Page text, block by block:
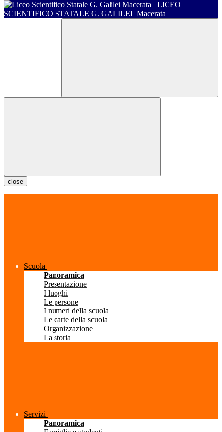
LICEO
SCIENTIFICO STATALE G. GALILEI Macerata
close
Scuola
Panoramica
Presentazione
I luoghi
Le persone
I numeri della scuola
Le carte della scuola
Organizzazione
La storia
Servizi
Panoramica